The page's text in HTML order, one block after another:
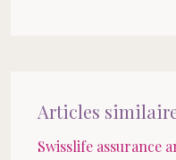
Articles
Swisslife assurance